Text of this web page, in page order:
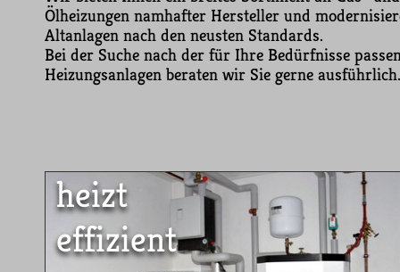
Ölheizungen namhafter Hersteller und
Altanlagen nach den neusten Standards.
Bei der Suche nach der für Ihre Bedürfnisse
Heizungsanlagen beraten wir Sie gerne ausführlich.